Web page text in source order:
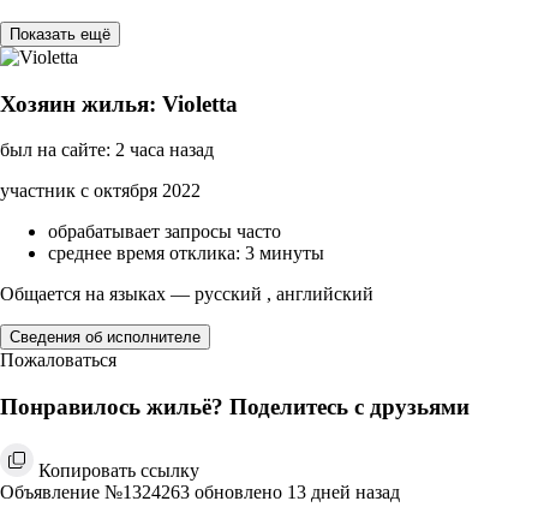
Показать ещё
Хозяин жилья: Violetta
был на сайте: 2 часа назад
участник с октября 2022
обрабатывает запросы часто
среднее время отклика: 3 минуты
Общается на языках — русский , английский
Сведения об исполнителе
Пожаловаться
Понравилось жильё? Поделитесь с друзьями
Копировать ссылку
Объявление №1324263 обновлено 13 дней назад